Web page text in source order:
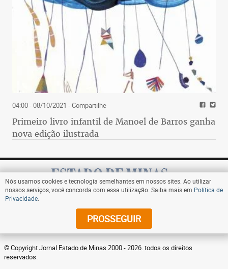
04:00 - 08/10/2021 - Compartilhe
Primeiro livro infantil de Manoel de Barros ganha
nova edição ilustrada
Assine
© Copyright Jornal Estado de Minas 2000 - 2026. todos os direitos
reservados.
Nós usamos cookies e tecnologia semelhantes em nossos sites. Ao utilizar
nossos serviços, você concorda com essa utilização. Saiba mais em Política de
Privacidade
PROSSEGUIR